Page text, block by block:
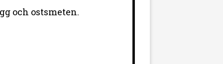
och ostsmeten.